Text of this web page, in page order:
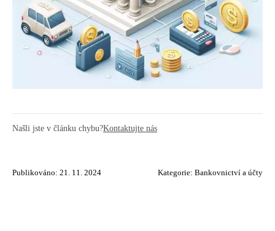
Našli jste v článku chybu?Kontaktujte nás
Publikováno: 21. 11. 2024 Kategorie: Bankovnictví a účty